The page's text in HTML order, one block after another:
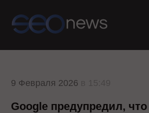
9 Февраля 2026
Google предупредил, что